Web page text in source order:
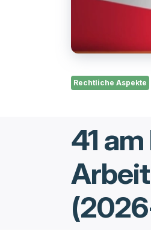
Rechtliche Aspekte
41